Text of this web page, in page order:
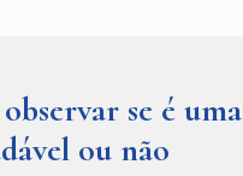
se é uma
ou não